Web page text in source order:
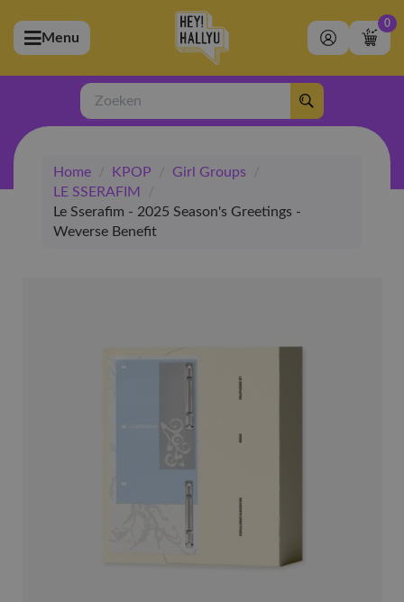
(Artiesten)
(Merchandise)
(Exclusive)
(Winkel)
Menu
0
Zoeken
Home / KPOP / Girl Groups
/
LE SSERAFIM
/
Le Sserafim - 2025 Season's Greetings -
Weverse Benefit